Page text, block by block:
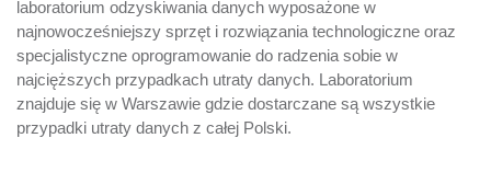
laboratorium odzyskiwania danych wyposażone w
najnowocześniejszy sprzęt i rozwiązania technologiczne oraz
specjalistyczne oprogramowanie do radzenia sobie w
najcięższych przypadkach utraty danych. Laboratorium
znajduje się w Warszawie gdzie dostarczane są wszystkie
przypadki utraty danych z całej Polski.